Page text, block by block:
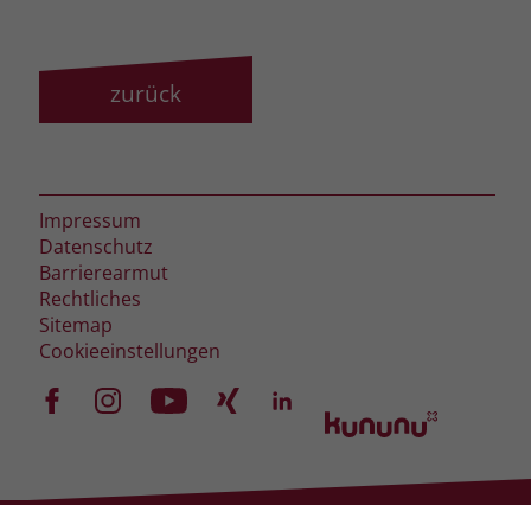
zurück
Impressum
Datenschutz
Barrierearmut
Rechtliches
Sitemap
Cookieeinstellungen
nur platziert, um Daten an das
Unternehmen zurückzusenden.